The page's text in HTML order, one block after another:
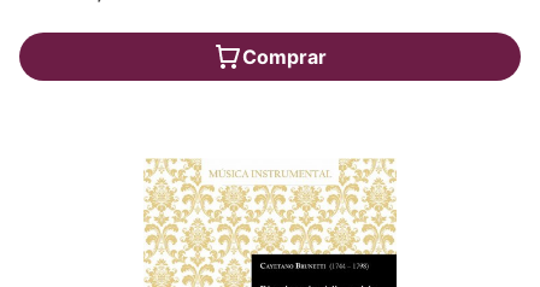
Comprar